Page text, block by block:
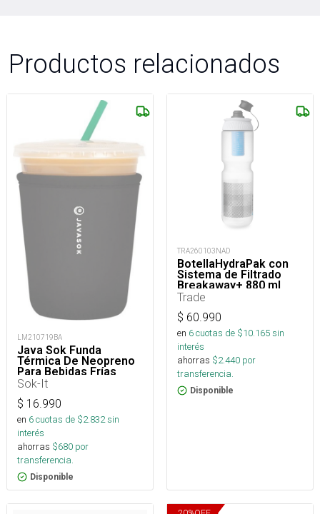
Productos relacionados
LM210719BA
Java Sok Funda
Térmica De Neopreno
Para Bebidas Frías
Sok-It
$ 16.990
en 6cuotas de $2.832sin
interés
ahorras $680 por
transferencia.
Disponible
TRA260103NAD
BotellaHydraPak con
Sistema de Filtrado
Breakaway+ 880 ml
Trade
$ 60.990
en 6cuotas de $10.165sin
interés
ahorras $2.440 por
transferencia.
Disponible